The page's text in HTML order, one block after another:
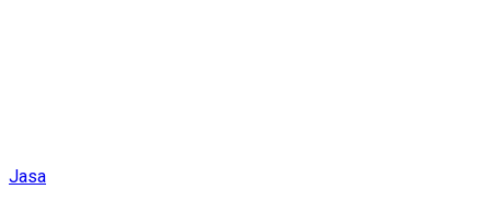
Jasa